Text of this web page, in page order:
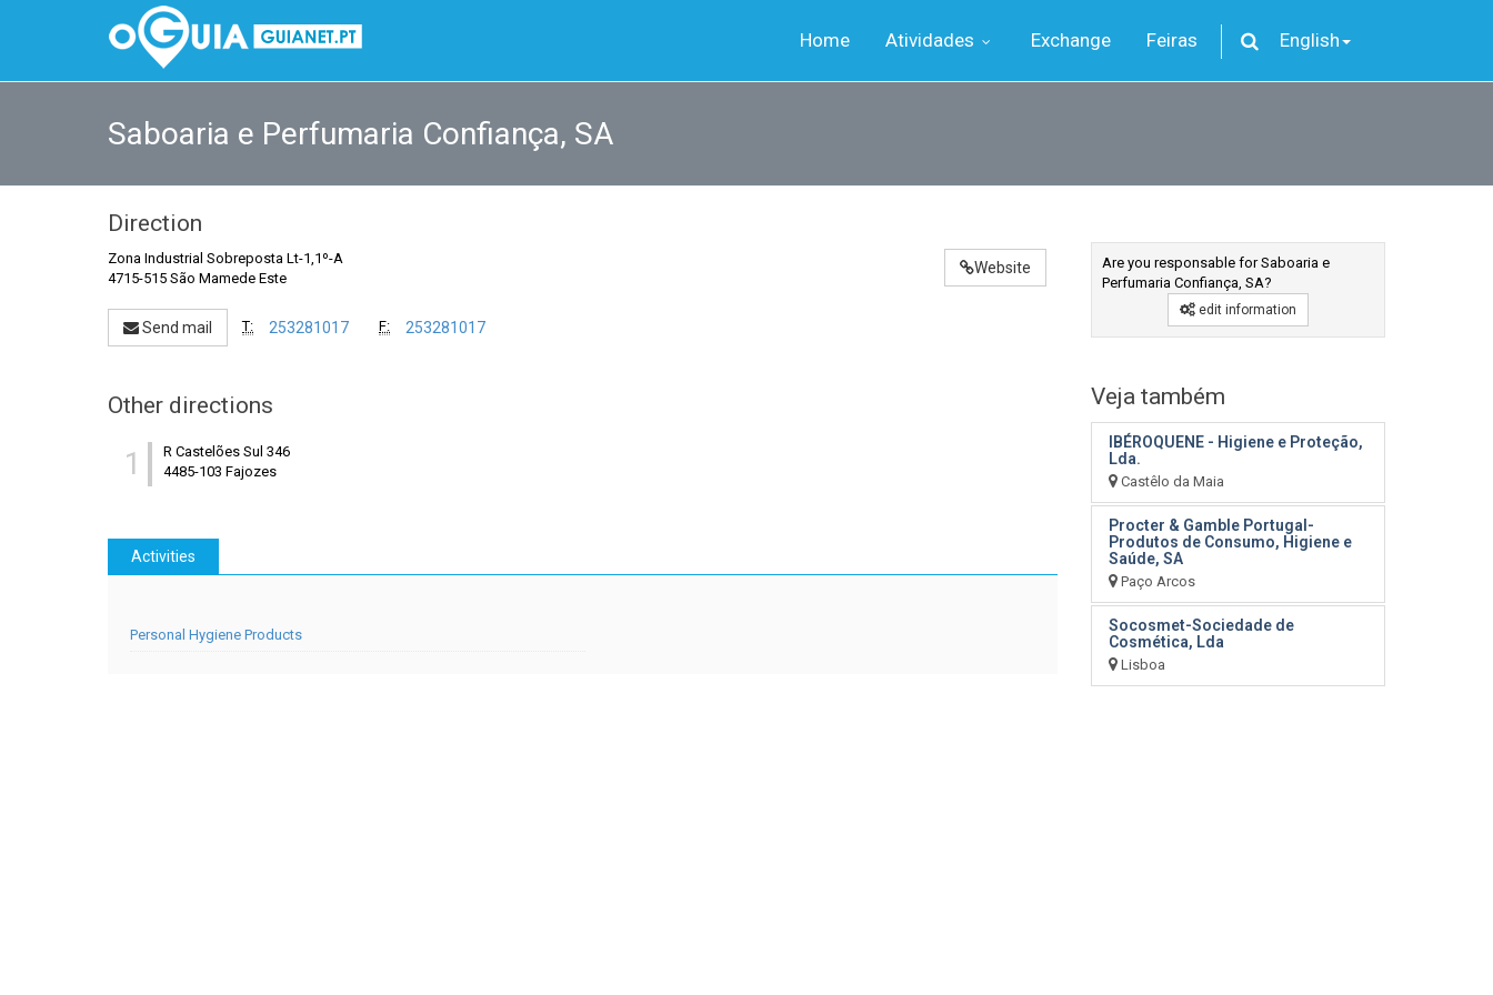
Home Atividades Exchange Feiras English
Saboaria e Perfumaria Confiança, SA
Direction
Website
Zona Industrial Sobreposta Lt-1,1º-A
4715-515 São Mamede Este
Send mail T: 253281017 F: 253281017
Other directions
1
R Castelões Sul 346
4485-103 Fajozes
Activities
Personal Hygiene Products
Are you responsable for Saboaria e
Perfumaria Confiança, SA?
edit information
Veja também
IBÉROQUENE - Higiene e Proteção,
Lda.
Castêlo da Maia
Procter & Gamble Portugal-
Produtos de Consumo, Higiene e
Saúde, SA
Paço Arcos
Socosmet-Sociedade de
Cosmética, Lda
Lisboa